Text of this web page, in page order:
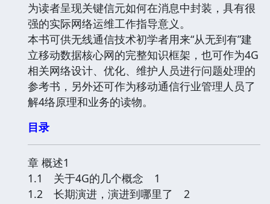
为读者呈现关键信元如何在消息中封装，具有很
强的实际网络运维工作指导意义。
本书可供无线通信技术初学者用来“从无到有”建
立移动数据核心网的完整知识框架，也可作为4G
相关网络设计、优化、维护人员进行问题处理的
参考书，另外还可作为移动通信行业管理人员了
解4络原理和业务的读物。
目录
章 概述1
1.1 关于4G的几个概念 1
1.2 长期演进，演进到哪里了 2